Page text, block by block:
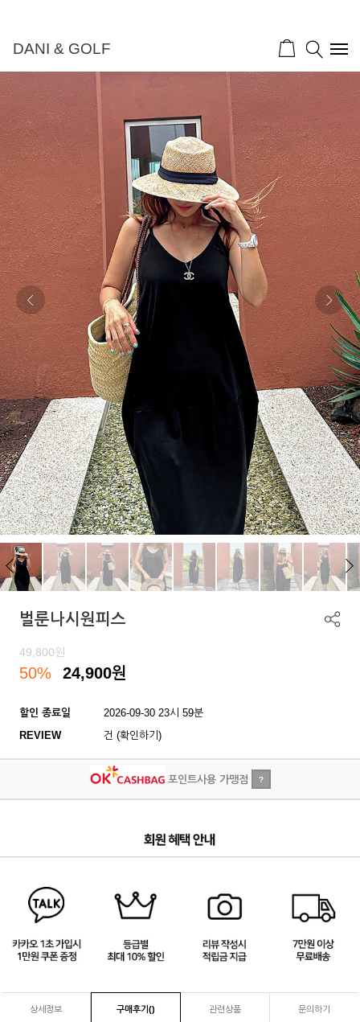
DANI & GOLF
벌룬나시원피스
49,800원
50% 24,900원
할인 종료일
2026-09-30 23시 59분
REVIEW
건 (확인하기)
포인트사용 가맹점 ?
상세정보 구매후기() 관련상품 문의하기